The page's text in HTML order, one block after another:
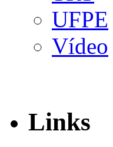
UFPE
Vídeo
Links